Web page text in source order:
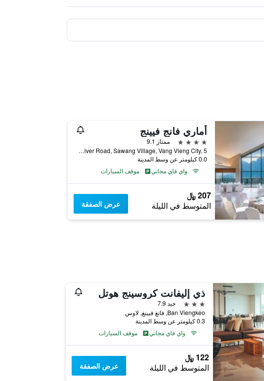
أماري فانج فيينج
4 نجوم
ممتاز 9.1
Song River Road, Sawang Village, Vang Vieng City, 5, فانغ فيينغ, لاوس
0.0 كيلومتر عن وسط المدينة
واي فاي مجاني
موقف السيارات
207 ﷼
المتوسط في الليلة عرض الصفقة
ذي إليفانت كروسينج هوتل
3 نجوم
جيد 7.9
Ban Viengkeo, فانغ فيينغ, لاوس
0.3 كيلومتر عن وسط المدينة
واي فاي مجاني
موقف السيارات
122 ﷼
المتوسط في الليلة عرض الصفقة